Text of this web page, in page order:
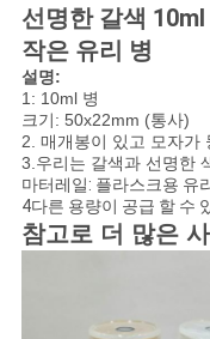
뉴
스
경
우
선명한 갈색
작은 유리 병
설명:
1: 10ml 병
크기: 50x22mm (통사)
2. 매개봉이 있고 모자가
3.우리는 갈색과 선명한
마터레일: 플라스크용 유
4다른 용량이 공급 할 수
참고로 더 많은